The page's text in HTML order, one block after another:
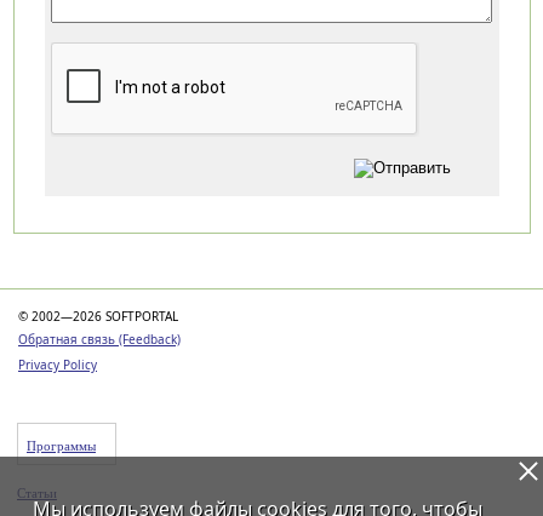
© 2002—2026 SOFTPORTAL
Обратная связь (Feedback)
Privacy Policy
Программы
Статьи
Мы используем файлы cookiesдля того, чтобы